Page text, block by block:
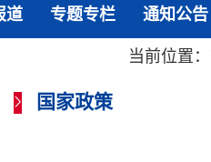
道 专题专栏 通知公告
当前位置：
国家政策